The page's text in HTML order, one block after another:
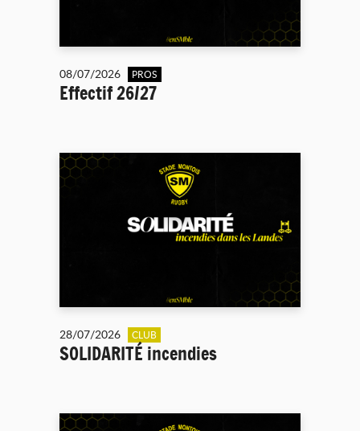
08/07/2026 PROS
Effectif 26/27
28/07/2026 CLUB
SOLIDARITÉ incendies